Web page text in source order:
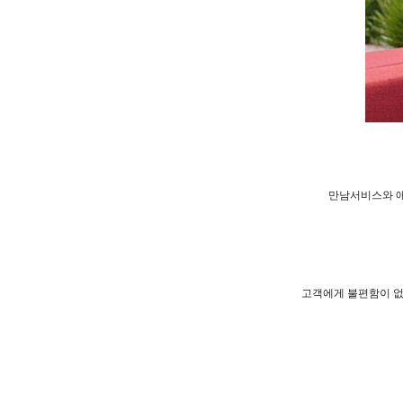
만남서비스와
고객에게 불편함이